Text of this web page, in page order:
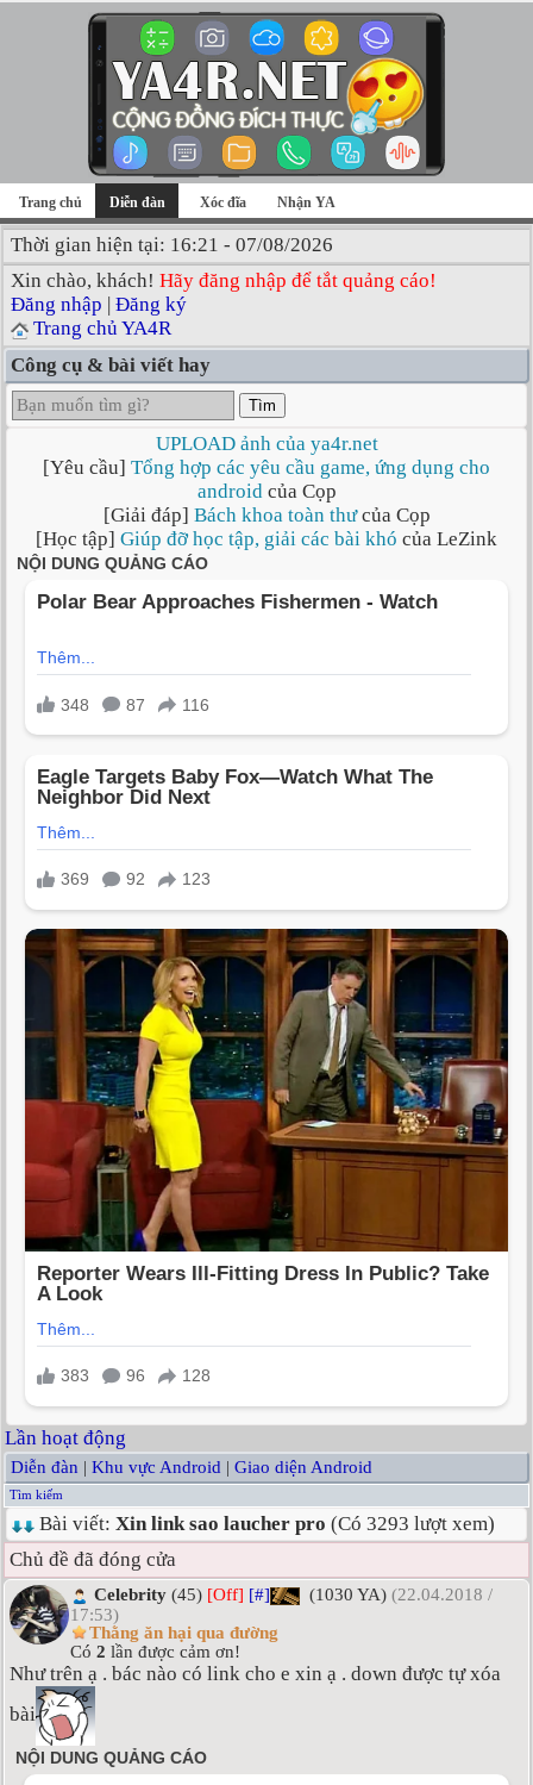
Trang chủ Diễn đàn Xóc đĩa Nhận YA
Thời gian hiện tại: 16:21 - 07/08/2026
Xin chào, khách! Hãy đăng nhập để tắt quảng cáo!
Đăng nhập | Đăng ký
Trang chủ YA4R
Công cụ & bài viết hay
Tìm
UPLOAD ảnh của ya4r.net
[Yêu cầu] Tổng hợp các yêu cầu game, ứng dụng cho
androidcủa Cọp
[Giải đáp] Bách khoa toàn thưcủa Cọp
[Học tập] Giúp đỡ học tập, giải các bài khó của LeZink
Lần hoạt động
Diễn đàn | Khu vực Android | Giao diện Android
Tìm kiếm
Bài viết: Xin link sao laucher pro (Có 3293 lượt xem)
Chủ đề đã đóng cửa
Celebrity (45) [Off] [#] (1030 YA) (22.04.2018 /
17:53)
Thằng ăn hại qua đường
Có 2 lần được cảm ơn!
Như trên ạ . bác nào có link cho e xin ạ . down được tự xóa
bài